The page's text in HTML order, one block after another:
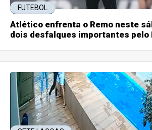
FUTEBOL
Atlético enfrenta o Remo neste
dois desfalques importantes pelo